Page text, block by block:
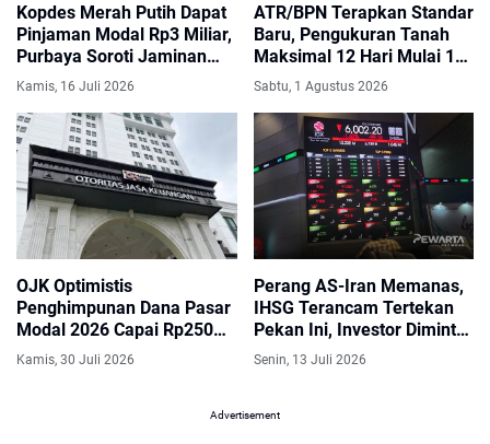
Kopdes Merah Putih Dapat
Pinjaman Modal Rp3 Miliar,
Purbaya Soroti Jaminan
Pelunasan hingga Skema
Cicilan
Kamis, 16 Juli 2026
ATR/BPN Terapkan Standar
Baru, Pengukuran Tanah
Maksimal 12 Hari Mulai 17
Agustus 2026
Sabtu, 1 Agustus 2026
OJK Optimistis
Penghimpunan Dana Pasar
Modal 2026 Capai Rp250
Triliun, Realisasi Sudah
Tembus Rp125,74 Triliun
Kamis, 30 Juli 2026
Perang AS-Iran Memanas,
IHSG Terancam Tertekan
Pekan Ini, Investor Diminta
Waspada
Senin, 13 Juli 2026
Advertisement